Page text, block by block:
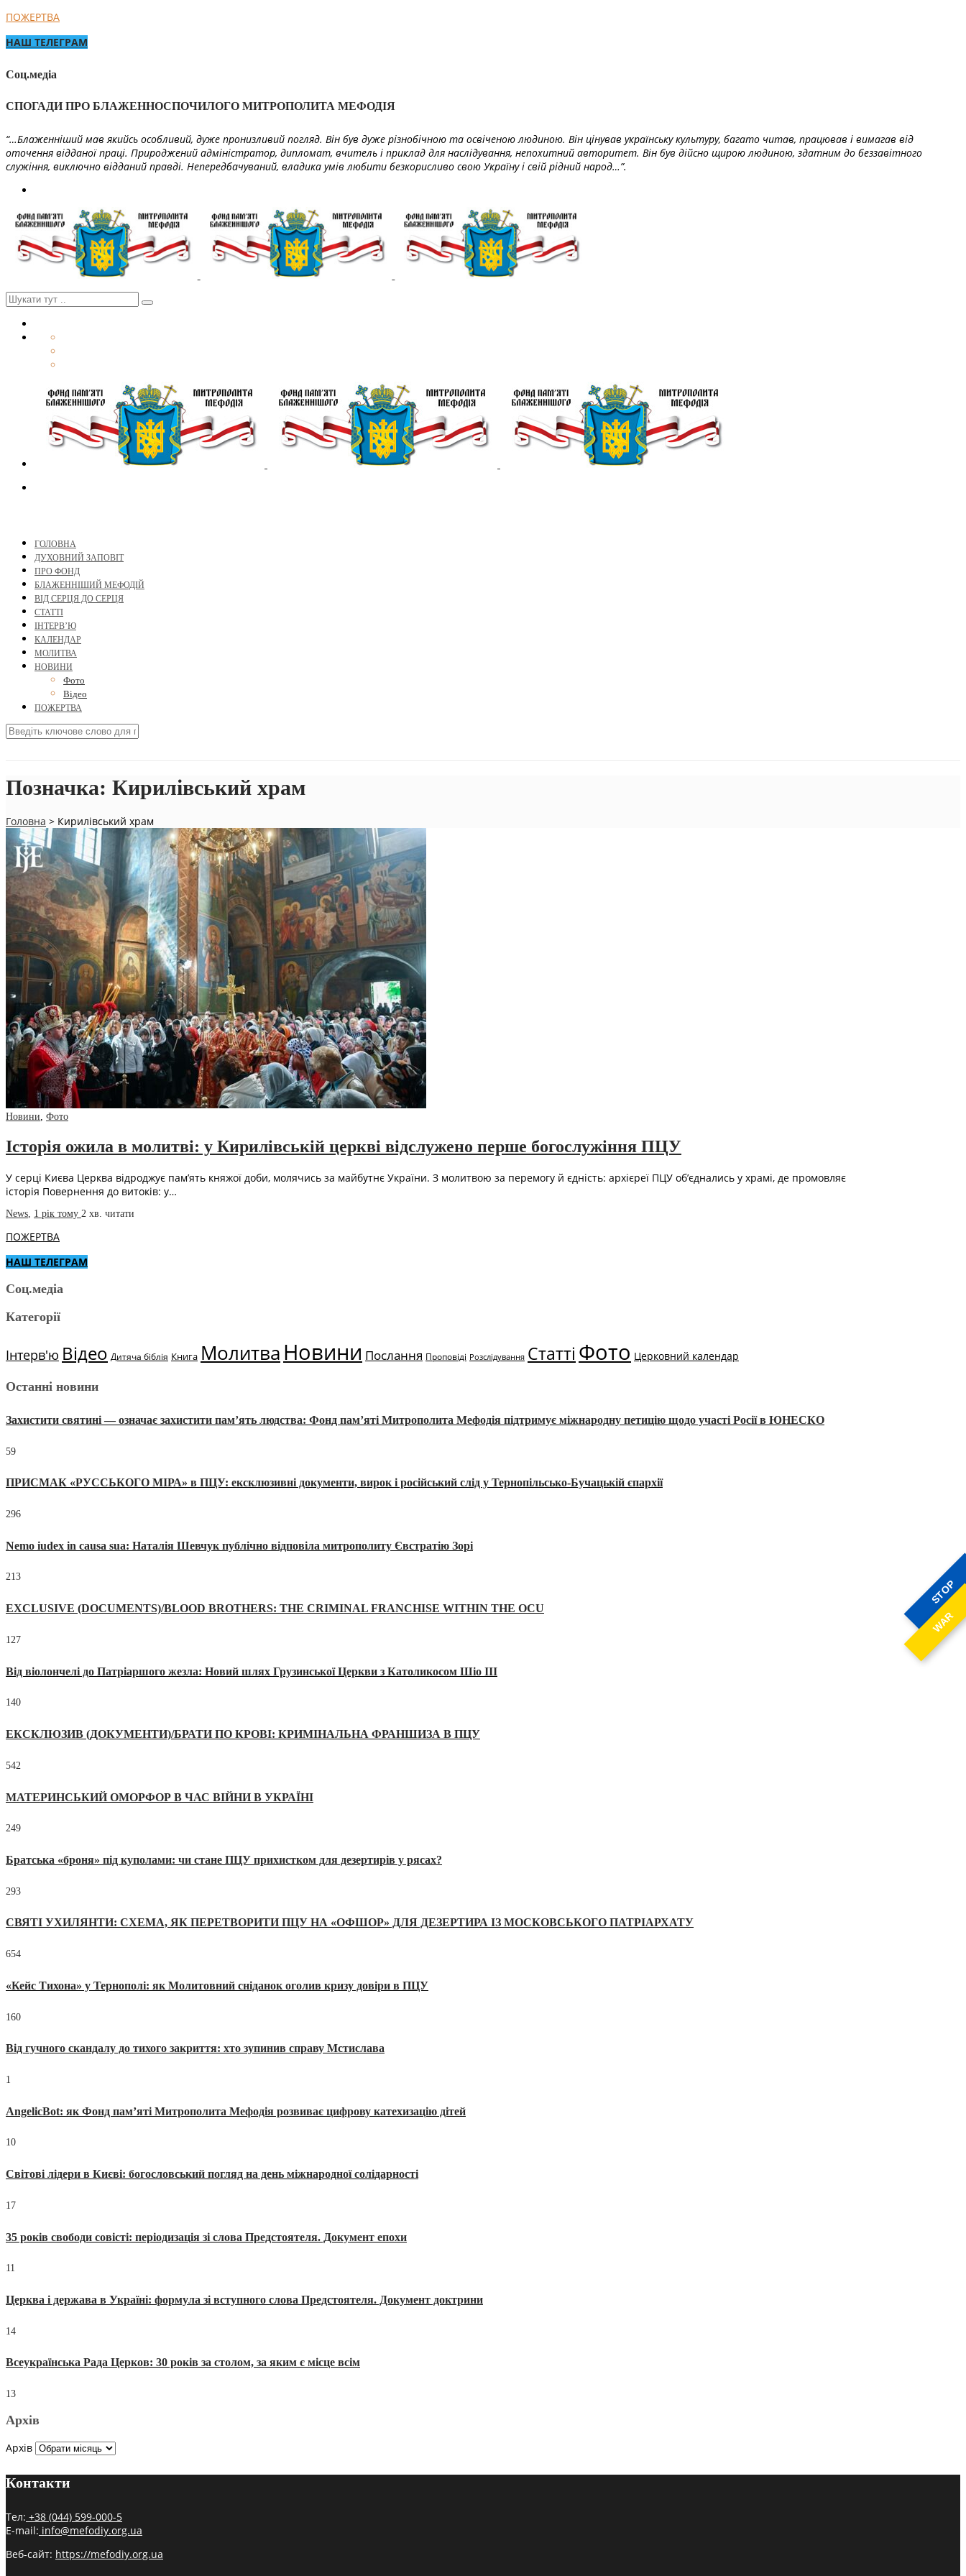
STOP
WAR
ПОЖЕРТВА
НАШ ТЕЛЕГРАМ
Соц.медіа
СПОГАДИ ПРО БЛАЖЕННОСПОЧИЛОГО МИТРОПОЛИТА МЕФОДІЯ
“…Блаженніший мав якийсь особливий, дуже пронизливий погляд. Він був дуже різнобічною та освіченою людиною. Він цінував українську культуру, багато читав, працював і вимагав від
оточення відданої праці. Природжений адміністратор, дипломат, вчитель і приклад для наслідування, непохитний авторитет. Він був дійсно щирою людиною, здатним до беззавітного
служіння, виключно відданий правді. Непередбачуваний, владика умів любити безкорисливо свою Україну і свій рідний народ…”.
ГОЛОВНА
ДУХОВНИЙ ЗАПОВІТ
ПРО ФОНД
БЛАЖЕННІШИЙ МЕФОДІЙ
ВІД СЕРЦЯ ДО СЕРЦЯ
СТАТТІ
ІНТЕРВ’Ю
КАЛЕНДАР
МОЛИТВА
НОВИНИ
Фото
Відео
ПОЖЕРТВА
Позначка: Кирилівський храм
Головна > Кирилівський храм
Новини, Фото
Історія ожила в молитві: у Кирилівській церкві відслужено перше богослужіння ПЦУ
У серці Києва Церква відроджує пам’ять княжої доби, молячись за майбутнє України. З молитвою за перемогу й єдність: архієреї ПЦУ об’єднались у храмі, де промовляє
історія Повернення до витоків: у…
News, 1 рік тому 2 хв. читати
ПОЖЕРТВА
НАШ ТЕЛЕГРАМ
Соц.медіа
Категорії
Інтерв'ю Відео Дитяча біблія Книга МолитваНовини Послання Проповіді Розслідування Статті Фото Церковний календар
Останні новини
Захистити святині — означає захистити пам’ять людства: Фонд пам’яті Митрополита Мефодія підтримує міжнародну петицію щодо участі Росії в ЮНЕСКО
59
ПРИСМАК «РУССЬКОГО МІРА» в ПЦУ: ексклюзивні документи, вирок і російський слід у Тернопільсько-Бучацькій єпархії
296
Nemo iudex in causa sua: Наталія Шевчук публічно відповіла митрополиту Євстратію Зорі
213
EXCLUSIVE (DOCUMENTS)/BLOOD BROTHERS: THE CRIMINAL FRANCHISE WITHIN THE OCU
127
Від віолончелі до Патріаршого жезла: Новий шлях Грузинської Церкви з Католикосом Шіо III
140
ЕКСКЛЮЗИВ (ДОКУМЕНТИ)/БРАТИ ПО КРОВІ: КРИМІНАЛЬНА ФРАНШИЗА В ПЦУ
542
МАТЕРИНСЬКИЙ ОМОРФОР В ЧАС ВІЙНИ В УКРАЇНІ
249
Братська «броня» під куполами: чи стане ПЦУ прихистком для дезертирів у рясах?
293
СВЯТІ УХИЛЯНТИ: СХЕМА, ЯК ПЕРЕТВОРИТИ ПЦУ НА «ОФШОР» ДЛЯ ДЕЗЕРТИРА ІЗ МОСКОВСЬКОГО ПАТРІАРХАТУ
654
«Кейс Тихона» у Тернополі: як Молитовний сніданок оголив кризу довіри в ПЦУ
160
Від гучного скандалу до тихого закриття: хто зупинив справу Мстислава
1
AngelicBot: як Фонд пам’яті Митрополита Мефодія розвиває цифрову катехизацію дітей
10
Світові лідери в Києві: богословський погляд на день міжнародної солідарності
17
35 років свободи совісті: періодизація зі слова Предстоятеля. Документ епохи
11
Церква і держава в Україні: формула зі вступного слова Предстоятеля. Документ доктрини
14
Всеукраїнська Рада Церков: 30 років за столом, за яким є місце всім
13
Архів
Архів
Контакти
Тел: +38 (044) 599-000-5
E-mail: info@mefodiy.org.ua
Веб-сайт: https://mefodiy.org.ua